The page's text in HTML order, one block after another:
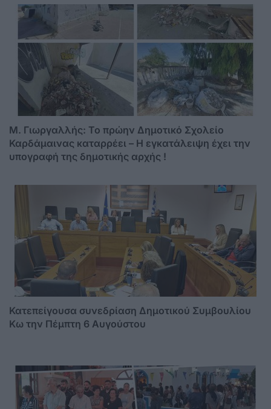
M. Γιωργαλλής: Το πρώην Δημοτικό Σχολείο
Καρδάμαινας καταρρέει – Η εγκατάλειψη έχει την
υπογραφή της δημοτικής αρχής !
Κατεπείγουσα συνεδρίαση Δημοτικού Συμβουλίου
Κω την Πέμπτη 6 Αυγούστου